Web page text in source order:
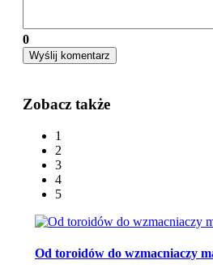
0
Wyślij komentarz
Zobacz także
1
2
3
4
5
Od toroidów do wzmacniaczy